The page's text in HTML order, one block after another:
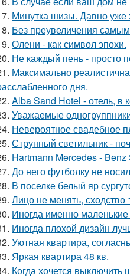
Минутка шизы. Давно уже
Без преувеличения
Олени - как символ эпохи.
Не каждый пень - просто
Максимально
дня.
Alba Sand Hotel - отель, в
Уважаемые
Невероятное свадебное
Струнный светильник -
Hartmann Mercedes - Benz
До него футболку не
В поселке белый яр
Лицо не менять,
Иногда именно
Иногда плохой дизайн
Уютная квартира,
Яркая квартира 48 кв.
Когда хочется выключить